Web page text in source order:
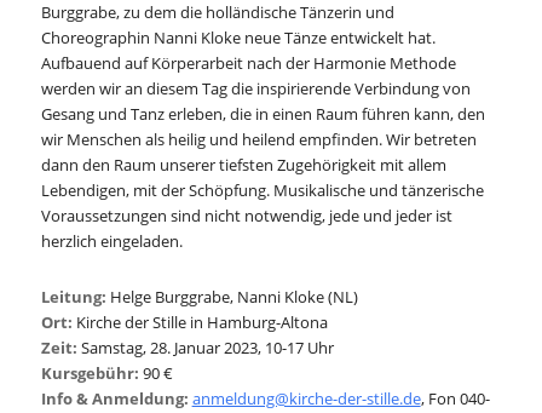
Burggrabe, zu dem die holländische Tänzerin und
Choreographin Nanni Kloke neue Tänze entwickelt hat.
Aufbauend auf Körperarbeit nach der Harmonie Methode
werden wir an diesem Tag die inspirierende Verbindung von
Gesang und Tanz erleben, die in einen Raum führen kann, den
wir Menschen als heilig und heilend empfinden. Wir betreten
dann den Raum unserer tiefsten Zugehörigkeit mit allem
Lebendigen, mit der Schöpfung. Musikalische und tänzerische
Voraussetzungen sind nicht notwendig, jede und jeder ist
herzlich eingeladen.
Leitung: Helge Burggrabe, Nanni Kloke (NL)
Ort: Kirche der Stille in Hamburg-Altona
Zeit: Samstag, 28. Januar 2023, 10-17 Uhr
Kursgebühr: 90 €
Info & Anmeldung: anmeldung@kirche-der-stille.de, Fon 040-